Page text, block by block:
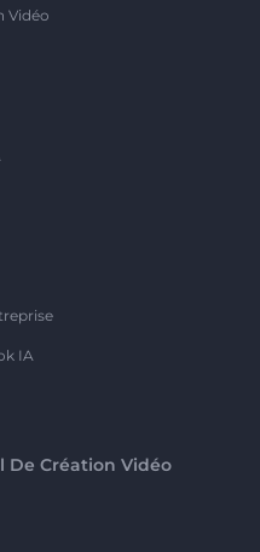
Vidéo
IA
De Création Vidéo